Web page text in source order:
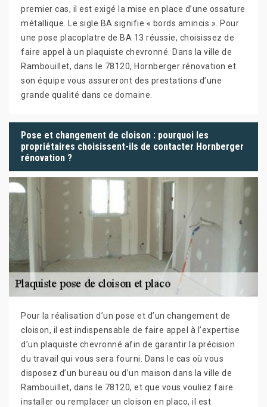
premier cas, il est exigé la mise en place d’une ossature
métallique. Le sigle BA signifie « bords amincis ». Pour
une pose placoplatre de BA 13 réussie, choisissez de
faire appel à un plaquiste chevronné. Dans la ville de
Rambouillet, dans le 78120, Hornberger rénovation et
son équipe vous assureront des prestations d’une
grande qualité dans ce domaine.
Pose et changement de cloison : pourquoi les
propriétaires choisissent-ils de contacter Hornberger
rénovation ?
Pour la réalisation d’un pose et d’un changement de
cloison, il est indispensable de faire appel à l’expertise
d’un plaquiste chevronné afin de garantir la précision
du travail qui vous sera fourni. Dans le cas où vous
disposez d’un bureau ou d’un maison dans la ville de
Rambouillet, dans le 78120, et que vous vouliez faire
installer ou remplacer un cloison en placo, il est